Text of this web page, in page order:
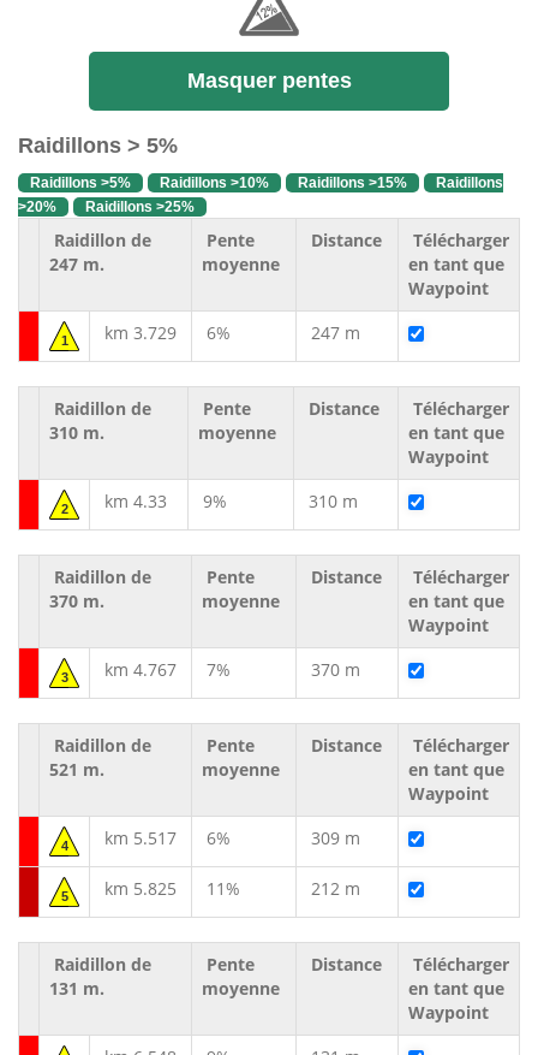
Masquer pentes
Raidillons > 5%
Raidillons >5% Raidillons >10% Raidillons >15%
Raidillons
>20%
Raidillons >25%
Raidillon de
247 m.
Pente
moyenne
Distance
Télécharger
en tant que
Waypoint
1 km 3.729 6% 247 m
Raidillon de
310 m.
Pente
moyenne
Distance
Télécharger
en tant que
Waypoint
2 km 4.33 9% 310 m
Raidillon de
370 m.
Pente
moyenne
Distance
Télécharger
en tant que
Waypoint
3 km 4.767 7% 370 m
Raidillon de
521 m.
Pente
moyenne
Distance
Télécharger
en tant que
Waypoint
4 km 5.517 6% 309 m
5 km 5.825 11% 212 m
Raidillon de
131 m.
Pente
moyenne
Distance
Télécharger
en tant que
Waypoint